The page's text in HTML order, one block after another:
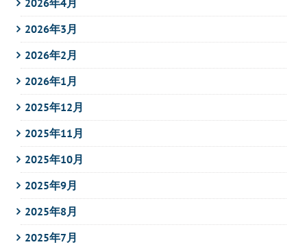
2026年3月
2026年2月
2026年1月
2025年12月
2025年11月
2025年10月
2025年9月
2025年8月
2025年7月